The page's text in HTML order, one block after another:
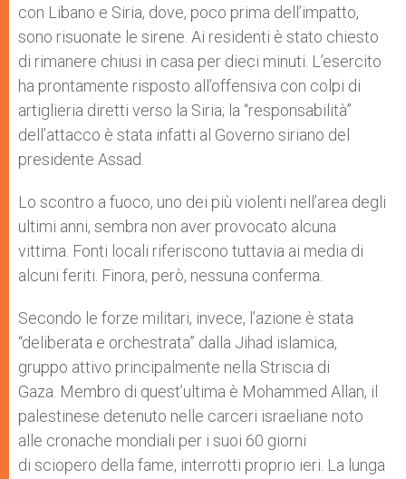
con Libano e Siria, dove, poco prima dell’impatto,
sono risuonate le sirene. Ai residenti è stato chiesto
di rimanere chiusi in casa per dieci minuti. L’esercito
ha prontamente risposto all’offensiva con colpi di
artiglieria diretti verso la Siria; la “responsabilità”
dell’attacco è stata infatti al Governo siriano del
presidente Assad.
Lo scontro a fuoco, uno dei più violenti nell’area degli
ultimi anni, sembra non aver provocato alcuna
vittima. Fonti locali riferiscono tuttavia ai media di
alcuni feriti. Finora, però, nessuna conferma.
Secondo le forze militari, invece, l’azione è stata
“deliberata e orchestrata” dalla Jihad islamica,
gruppo attivo principalmente nella Striscia di
Gaza. Membro di quest’ultima è Mohammed Allan, il
palestinese detenuto nelle carceri israeliane noto
alle cronache mondiali per i suoi 60 giorni
di sciopero della fame, interrotti proprio ieri. La lunga